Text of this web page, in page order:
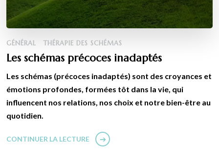
GÉNÉRAL THÉRAPIE DES SCHÉMAS
Les schémas précoces inadaptés
Les schémas (précoces inadaptés) sont des croyances et
émotions profondes, formées tôt dans la vie, qui
influencent nos relations, nos choix et notre bien-être au
quotidien.
CONTINUER LA LECTURE